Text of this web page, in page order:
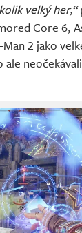
velký her,“
Core 6,
Man 2 jako